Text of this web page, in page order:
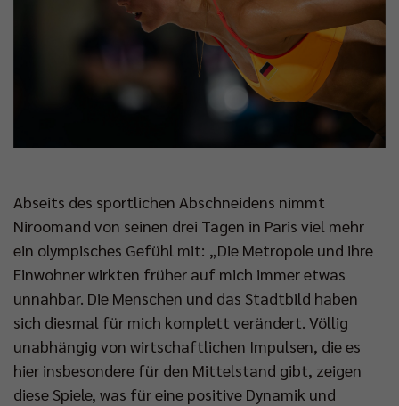
Abseits des sportlichen Abschneidens nimmt
Niroomand von seinen drei Tagen in Paris viel mehr
ein olympisches Gefühl mit: „Die Metropole und ihre
Einwohner wirkten früher auf mich immer etwas
unnahbar. Die Menschen und das Stadtbild haben
sich diesmal für mich komplett verändert. Völlig
unabhängig von wirtschaftlichen Impulsen, die es
hier insbesondere für den Mittelstand gibt, zeigen
diese Spiele, was für eine positive Dynamik und